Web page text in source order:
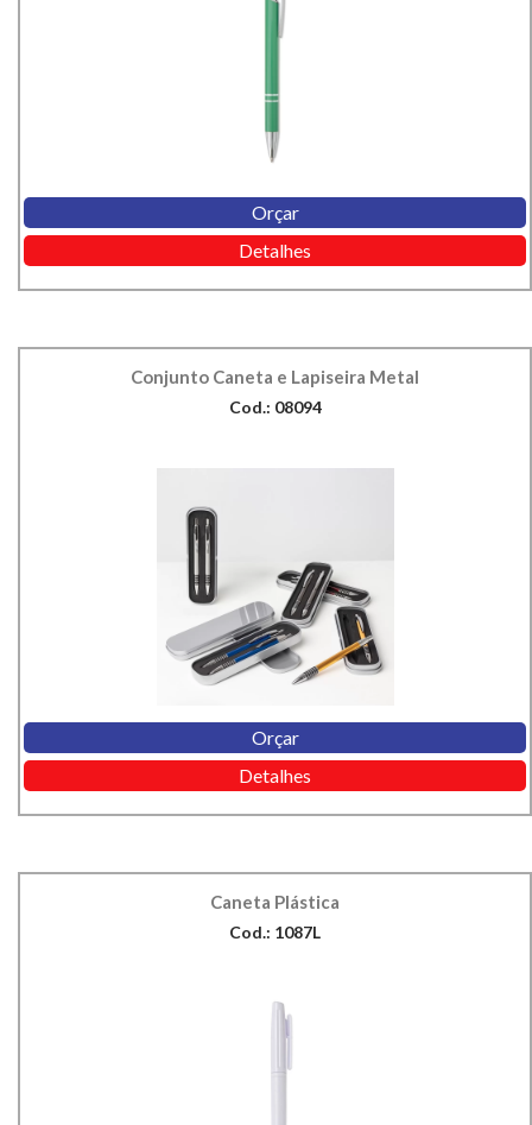
Orçar
Detalhes
Conjunto Caneta e Lapiseira Metal
Cod.: 08094
Orçar
Detalhes
Caneta Plástica
Cod.: 1087L